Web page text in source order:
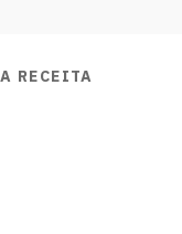
RECEITA